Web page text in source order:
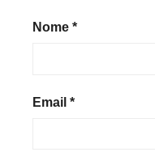
Nome *
Email *